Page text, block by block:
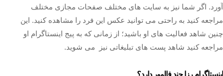
آورد. اگر شما نیز به سایت‌ های مختلف صفحات مجازی مختلف
مراجعه کنید به راحتی می توانید عکس این فرد را مشاهده کنید. این
چنین شاهد فعالیت‌ های او باشید؛ از زمانی که به پیج اینستاگرام او
مراجعه کنید شاهد پست های تبلیغاتی نیز می شوید.